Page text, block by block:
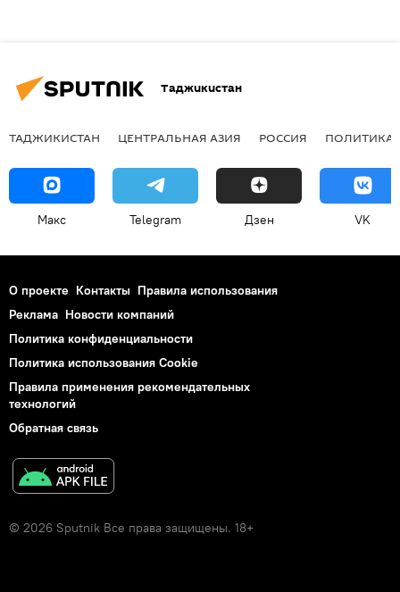
Таджикистан
ТАДЖИКИСТАН ЦЕНТРАЛЬНАЯ АЗИЯ РОССИЯ ПОЛИТИКА
Макс Telegram Дзен VK
О проекте Контакты Правила использования
Реклама Новости компаний
Политика конфиденциальности
Политика использования Cookie
Правила применения рекомендательных
технологий
Обратная связь
© 2026 Sputnik Все права защищены. 18+